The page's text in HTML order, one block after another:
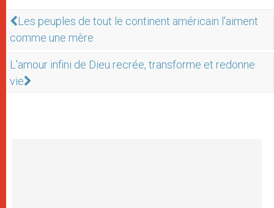
Les peuples de tout le continent américain l'aiment
comme une mère
L'amour infini de Dieu recrée, transforme et redonne
vie